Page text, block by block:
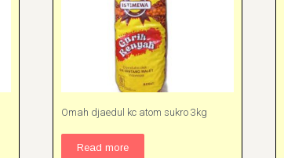
Omah djaedul kc atom sukro 3kg
Read more